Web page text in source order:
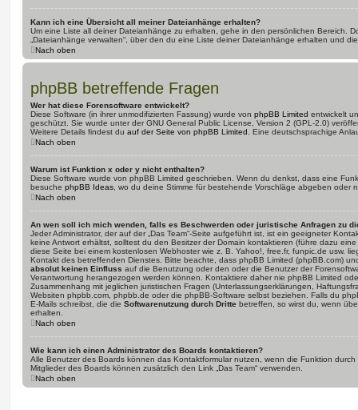
Kann ich eine Übersicht all meiner Dateianhänge erhalten?
Um eine Liste all deiner Dateianhänge zu erhalten, gehe in den persönlichen Bereich.
„Dateianhänge verwalten“, über den du eine Liste deiner Dateianhänge erhalten und
Nach oben
phpBB betreffende Fragen
Wer hat diese Forensoftware entwickelt?
Diese Software (in ihrer unmodifizierten Fassung) wurde von phpBB Limited entwickelt
geschützt. Sie wurde unter der GNU General Public License, Version 2 (GPL-2.0)
Weitere Details findest du auf der Seite von phpBB Limited . Eine deutschsprachige
Nach oben
Warum ist Funktion x oder y nicht enthalten?
Diese Software wurde von phpBB Limited geschrieben. Wenn du denkst, dass eine
besuche phpBB Ideas , wo du deine Stimme für bestehende Vorschläge abgeben oder
Nach oben
An wen soll ich mich wenden, falls es Beschwerden oder juristische Anfragen zu
Jeder Administrator, der auf der „Das Team“-Seite aufgeführt ist, ist ein geeigneter
keine Antwort erhältst, solltest du den Besitzer der Domain kontaktieren (führe dazu eine
diese Seite bei einem kostenlosen Webhoster wie z. B. Yahoo!, free.fr, funpic.de usw.
Kontakt des betreffenden Dienstes. Bitte beachte, dass phpBB Limited (phpBB.com)
absolut keinen Einfluss auf die Benutzung oder den oder die Benutzer der
Verantwortung herangezogen werden können. Kontaktiere daher nie phpBB Limited
Zusammenhang mit jeglichen juristischen Fragen (Unterlassungserklärungen,
Websiten phpbb.com, phpbb.de oder die phpBB-Software selbst beziehen. Falls du
E-Mails schreibst, die die Softwarenutzung durch Dritte betreffen, so wirst du, wenn
erhalten.
Nach oben
Wie kann ich einen Administrator des Boards kontaktieren?
Alle Benutzer des Boards können das Kontaktformular nutzen, wenn die Funktion
Mitglieder des Boards können zusätzlich den Link „Das Team“ verwenden.
Nach oben